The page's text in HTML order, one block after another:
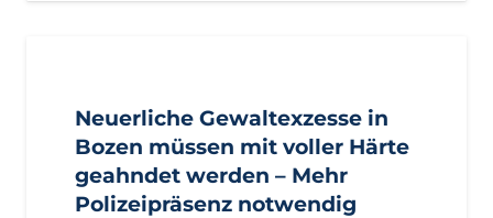
Neuerliche Gewaltexzesse in
Bozen müssen mit voller Härte
geahndet werden – Mehr
Polizeipräsenz notwendig